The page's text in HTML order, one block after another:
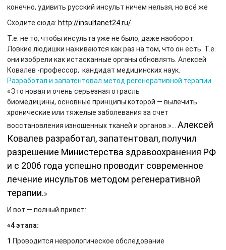
конечно, удивить русский инсульт ничем нельзя, но всё же
Сходите сюда: http://insultanet24.ru/
Т.е. не то, чтобы инсульта уже не было, даже наоборот.
Ловкие людишки наживаются как раз на том, что он есть. Т.е.
они изобрели как истасканные органы обновлять. Алексей
Ковалев -профессор, кандидат медицинских наук.
Разработал и запатентовал метод регенеративной терапии.
«Это новая и очень серьезная отрасль
биомедицины, основные принципы которой — вылечить
хронические или тяжелые заболевания за счет
восстановления изношенных тканей и органов.»… Алексей
Ковалев разработал, запатентовал, получил
разрешение Министерства здравоохранения РФ
и с 2006 года успешно проводит современное
лечение инсультов методом регенеративной
терапии.»
И вот — полный привет:
«4 этапа:
1 Проводится неврологическое обследование